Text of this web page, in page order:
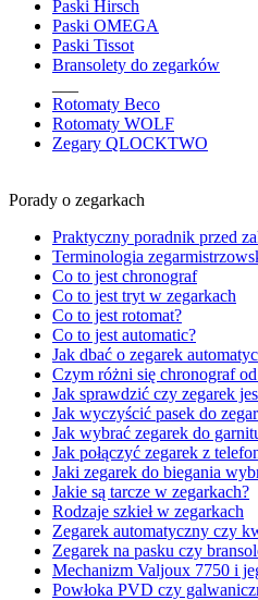
Paski Hirsch
Paski OMEGA
Paski Tissot
Bransolety do zegarków
Rotomaty Beco
Rotomaty WOLF
Zegary QLOCKTWO
Porady o zegarkach
Praktyczny poradnik przed
Terminologia
Co to jest chronograf
Co to jest tryt w zegarkach
Co to jest rotomat?
Co to jest automatic?
Jak dbać o zegarek
Czym różni się chronograf
Jak sprawdzić czy zegarek
Jak wyczyścić pasek do
Jak wybrać zegarek do
Jak połączyć zegarek z
Jaki zegarek do biegania
Jakie są tarcze w zegarkach?
Rodzaje szkieł w zegarkach
Zegarek automatyczny czy
Zegarek na pasku czy
Mechanizm Valjoux 7750 i
Powłoka PVD czy